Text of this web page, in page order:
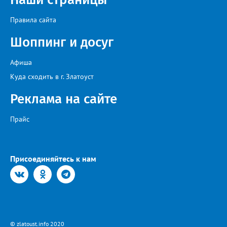
региональный топливный штаб был создан в конце июня. 18
поручил увеличить количество бензовозов, вывести на самые
бензина и объёмы его продаж, а также обеспечить
бесперебойное снабжение горючим пожарных, скорых и
общественного транспорта.
Правила сайта
Шоппинг и досуг
Афиша
Куда сходить в г. Златоуст
Реклама на сайте
Прайс
Присоединяйтесь к нам
© zlatoust.info 2020